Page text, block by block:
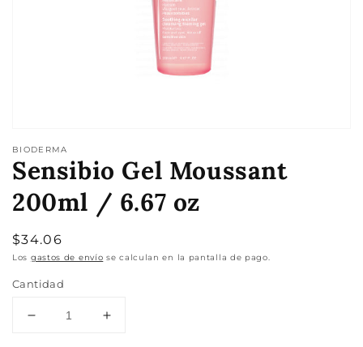
en
vista
de
galería
BIODERMA
Sensibio Gel Moussant
200ml / 6.67 oz
Precio
habitual
$34.06
Los gastos de envío se calculan en la pantalla de pago.
Cantidad
Reducir
Aumentar